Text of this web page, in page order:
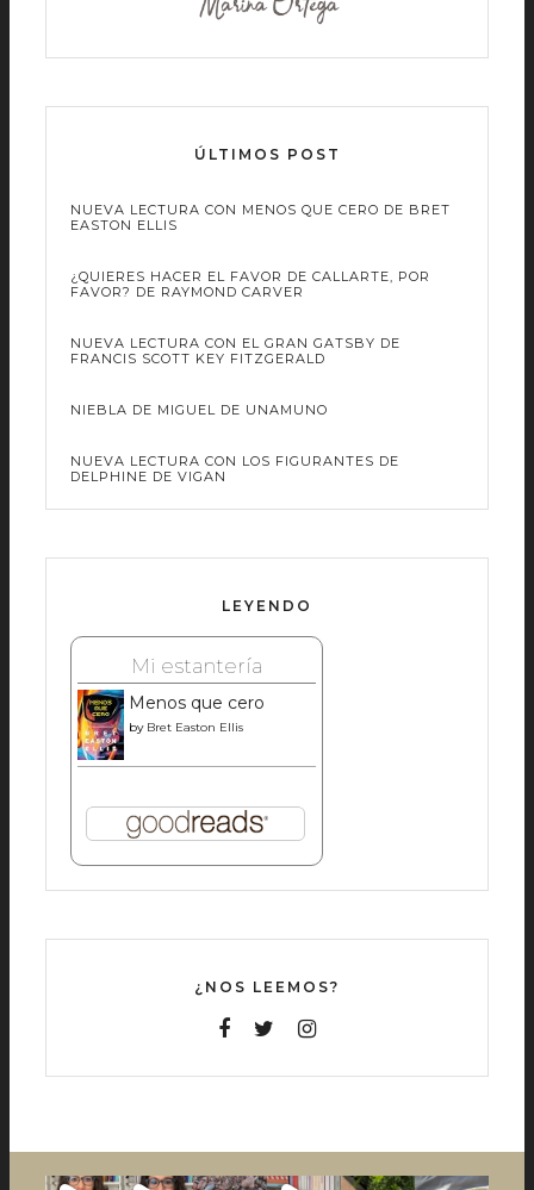
ÚLTIMOS POST
NUEVA LECTURA CON MENOS QUE CERO DE BRET
EASTON ELLIS
¿QUIERES HACER EL FAVOR DE CALLARTE, POR
FAVOR? DE RAYMOND CARVER
NUEVA LECTURA CON EL GRAN GATSBY DE
FRANCIS SCOTT KEY FITZGERALD
NIEBLA DE MIGUEL DE UNAMUNO
NUEVA LECTURA CON LOS FIGURANTES DE
DELPHINE DE VIGAN
LEYENDO
Mi estantería
Menos que cero
by Bret Easton Ellis
¿NOS LEEMOS?